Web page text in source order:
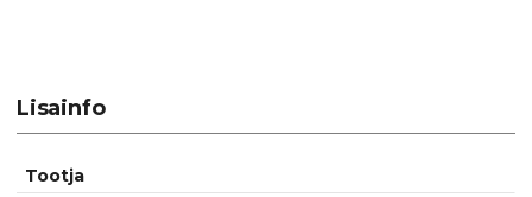
Lisainfo
Tootja